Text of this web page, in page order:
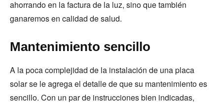
ahorrando en la factura de la luz, sino que también
ganaremos en calidad de salud.
Mantenimiento sencillo
A la poca complejidad de la instalación de una placa
solar se le agrega el detalle de que su mantenimiento es
sencillo. Con un par de instrucciones bien indicadas,